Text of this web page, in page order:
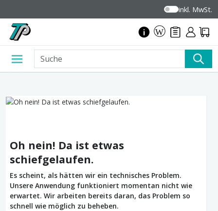
inkl. MwSt.
Oh nein! Da ist etwas
schiefgelaufen.
Es scheint, als hätten wir ein technisches Problem.
Unsere Anwendung funktioniert momentan nicht wie
erwartet. Wir arbeiten bereits daran, das Problem so
schnell wie möglich zu beheben.